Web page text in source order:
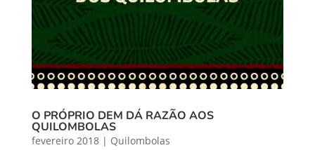
O PRÓPRIO DEM DÁ RAZÃO AOS
QUILOMBOLAS
fevereiro 2018| Quilombolas